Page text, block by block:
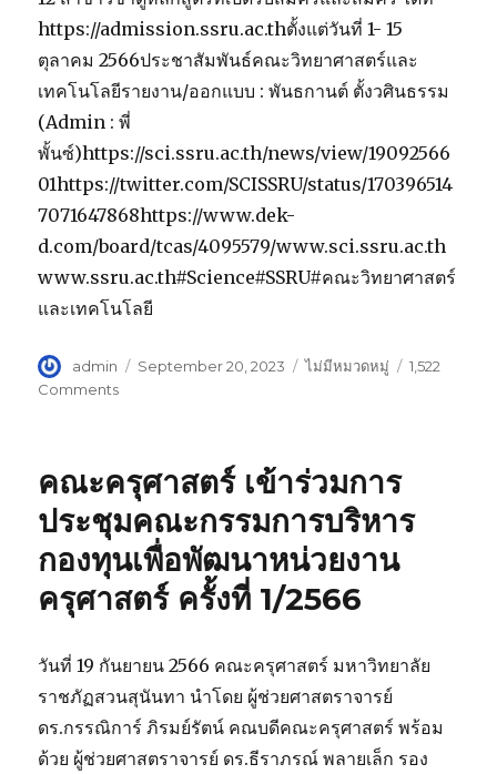
https://admission.ssru.ac.thตั้งแต่วันที่ 1- 15
ตุลาคม 2566ประชาสัมพันธ์คณะวิทยาศาสตร์และ
เทคโนโลยีรายงาน/ออกแบบ : พันธกานต์ ตั้งวศินธรรม
(Admin : พี่
พั้นซ์)https://sci.ssru.ac.th/news/view/19092566
01https://twitter.com/SCISSRU/status/170396514
7071647868https://www.dek-
d.com/board/tcas/4095579/www.sci.ssru.ac.th
www.ssru.ac.th#Science#SSRU#คณะวิทยาศาสตร์
และเทคโนโลยี
Author
admin
Posted
September 20, 2023 Categories
ไม่มีหมวดหมู่
1,522
Comments
เทคโนโลยี
เปิด
รับ
สมัคร
และ
สมัคร
สะสม
ผล
งาน
(Portfolio)
รับ
คณะครุศาสตร์ เข้าร่วมการ
ประชุมคณะกรรมการบริหาร
กองทุนเพื่อพัฒนาหน่วยงาน
ครุศาสตร์ ครั้งที่ 1/2566
วันที่ 19 กันยายน 2566 คณะครุศาสตร์ มหาวิทยาลัย
ราชภัฏสวนสุนันทา นำโดย ผู้ช่วยศาสตราจารย์
ดร.กรรณิการ์ ภิรมย์รัตน์ คณบดีคณะครุศาสตร์ พร้อม
ด้วย ผู้ช่วยศาสตราจารย์ ดร.ธีราภรณ์ พลายเล็ก รอง